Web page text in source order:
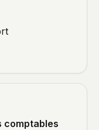
comptables